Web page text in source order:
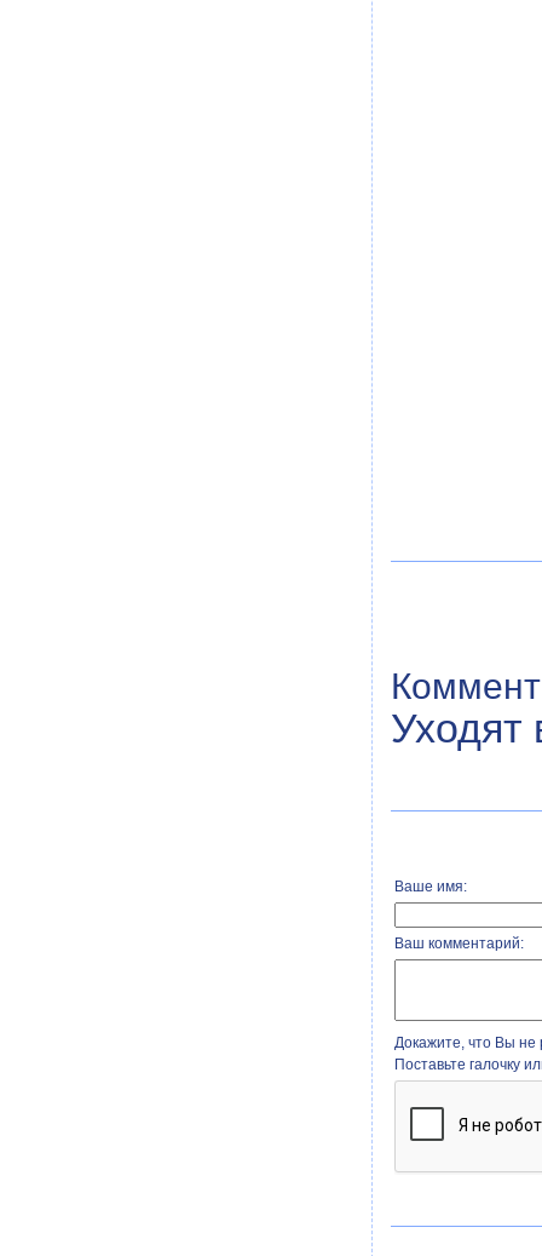
Уходят
Ваше имя:
Ваш комментарий:
Докажите, что Вы не
Поставьте галочку